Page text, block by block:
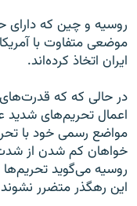
روسیه و چین که
موضعی متفاوت با
ایران اتخاذ کرده‌اند.
در حالی که که قدرت‌های
اعمال تحریم‌های شدید
مواضع رسمی خود با
خواهان کم شدن از
روسیه می‌گوید تحریم‌ها
این رهگذر متضرر